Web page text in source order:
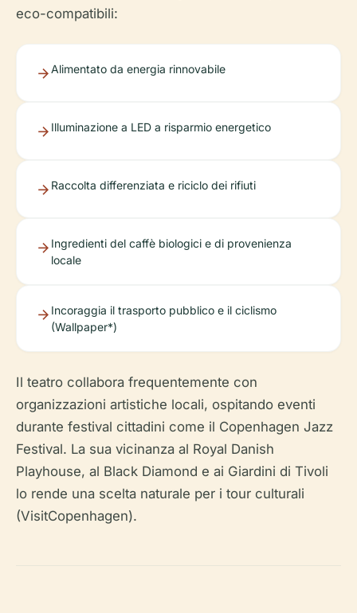
eco-compatibili:
Alimentato da energia rinnovabile
Illuminazione a LED a risparmio energetico
Raccolta differenziata e riciclo dei rifiuti
Ingredienti del caffè biologici e di provenienza
locale
Incoraggia il trasporto pubblico e il ciclismo
(Wallpaper*)
Il teatro collabora frequentemente con
organizzazioni artistiche locali, ospitando eventi
durante festival cittadini come il Copenhagen Jazz
Festival. La sua vicinanza al Royal Danish
Playhouse, al Black Diamond e ai Giardini di Tivoli
lo rende una scelta naturale per i tour culturali
(VisitCopenhagen).